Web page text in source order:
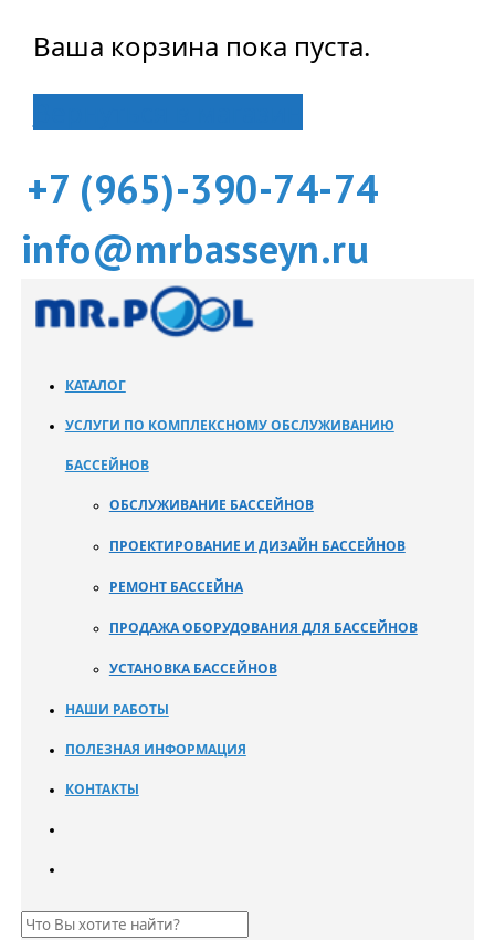
Ваша корзина пока пуста.
+7 (965)-390-74-74
info@mrbasseyn.ru
КАТАЛОГ
УСЛУГИ ПО КОМПЛЕКСНОМУ ОБСЛУЖИВАНИЮ
БАССЕЙНОВ
ОБСЛУЖИВАНИЕ БАССЕЙНОВ
ПРОЕКТИРОВАНИЕ И ДИЗАЙН БАССЕЙНОВ
РЕМОНТ БАССЕЙНА
ПРОДАЖА ОБОРУДОВАНИЯ ДЛЯ БАССЕЙНОВ
УСТАНОВКА БАССЕЙНОВ
НАШИ РАБОТЫ
ПОЛЕЗНАЯ ИНФОРМАЦИЯ
КОНТАКТЫ